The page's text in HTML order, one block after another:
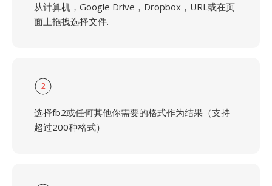
从计算机，Google Drive，Dropbox，URL或在页
面上拖拽选择文件.
2
选择fb2或任何其他你需要的格式作为结果（支持
超过200种格式）